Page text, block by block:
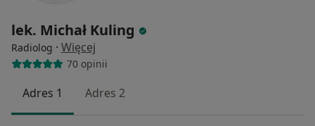
lek. Michał Kuling
Radiolog · Więcej
70 opinii
Adres 1 Adres 2